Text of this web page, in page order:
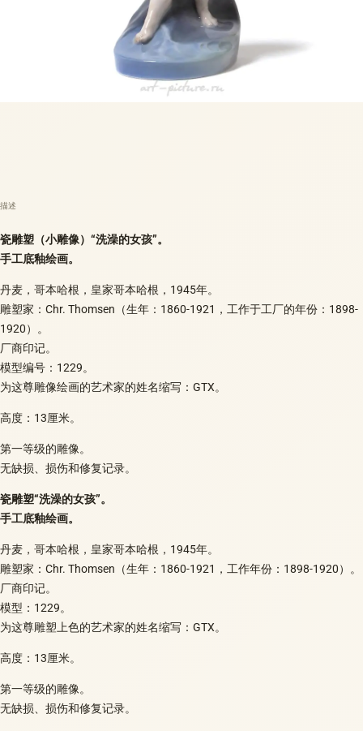
描述
瓷雕塑（小雕像）“洗澡的女孩”。
手工底釉绘画。
丹麦，哥本哈根，皇家哥本哈根，1945年。
雕塑家：Chr. Thomsen（生年：1860-1921，工作于工厂的年份：1898-
1920）。
厂商印记。
模型编号：1229。
为这尊雕像绘画的艺术家的姓名缩写：GTX。
高度：13厘米。
第一等级的雕像。
无缺损、损伤和修复记录。
瓷雕塑“洗澡的女孩”。
手工底釉绘画。
丹麦，哥本哈根，皇家哥本哈根，1945年。
雕塑家：Chr. Thomsen（生年：1860-1921，工作年份：1898-1920）。
厂商印记。
模型：1229。
为这尊雕塑上色的艺术家的姓名缩写：GTX。
高度：13厘米。
第一等级的雕像。
无缺损、损伤和修复记录。